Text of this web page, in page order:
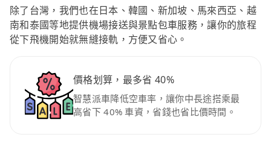
除了台灣，我們也在日本、韓國、新加坡、馬來西亞、越
南和泰國等地提供機場接送與景點包車服務，讓你的旅程
從下飛機開始就無縫接軌，方便又省心。
價格划算，最多省 40%
智慧派車降低空車率，讓你中長途搭乘最
高省下 40% 車資，省錢也省比價時間。